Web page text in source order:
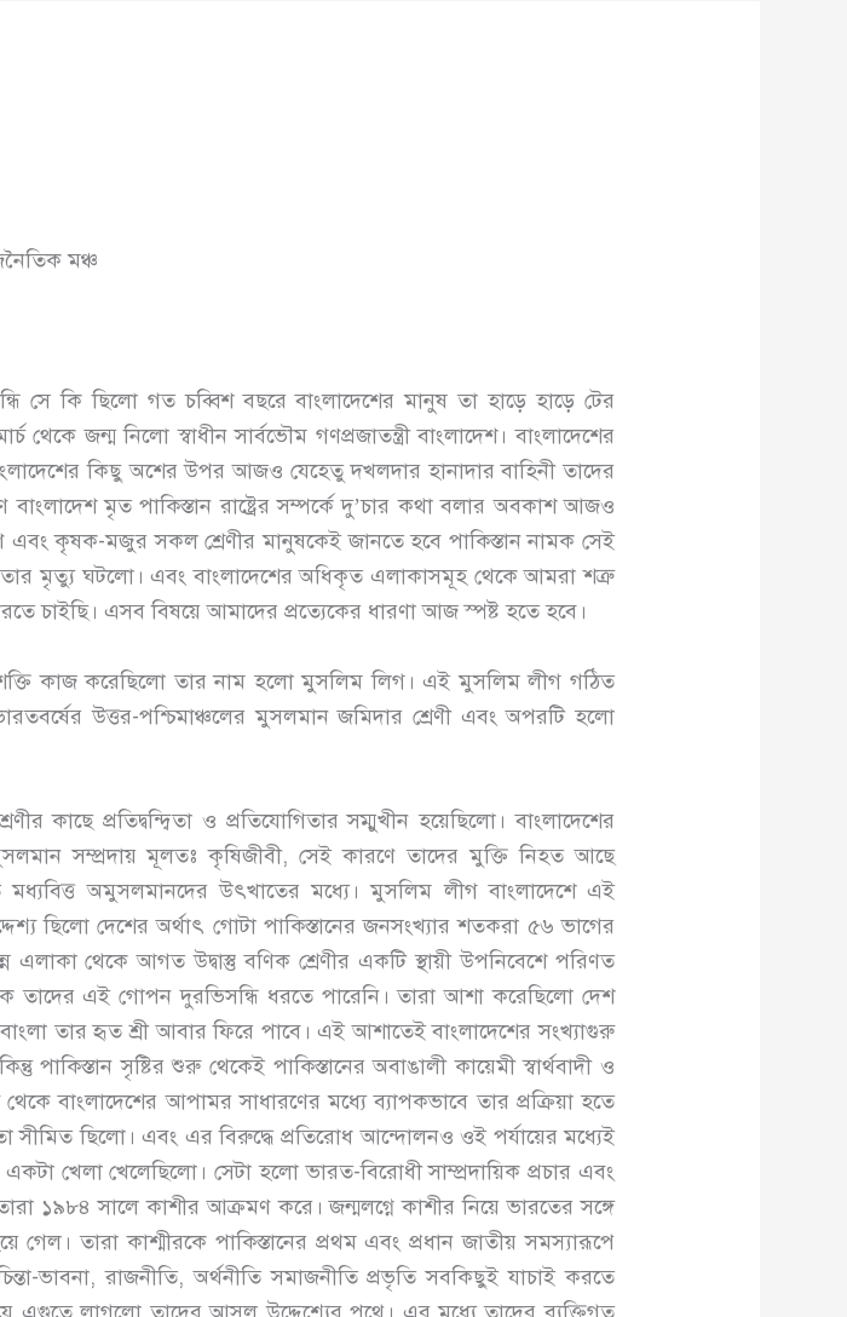
মঞ্চ
সে কি ছিলো গত চব্বিশ বছরে বাংলাদেশের মানুষ তা হাড়ে হাড়ে টের
জন্ম নিলো স্বাধীন সার্বভৌম গণপ্রজাতন্ত্রী বাংলাদেশ। বাংলাদেশের
কিছু অশের উপর আজও যেহেতু দখলদার হানাদার বাহিনী তাদের
বাংলাদেশ মৃত পাকিস্তান রাষ্ট্রের সম্পর্কে দু’চার কথা বলার অবকাশ আজও
এবং কৃষক-মজুর সকল শ্রেণীর মানুষকেই জানতে হবে পাকিস্তান নামক সেই
তার মৃত্যু ঘটলো। এবং বাংলাদেশের অধিকৃত এলাকাসমূহ থেকে আমরা শত্রু
চাইছি। এসব বিষয়ে আমাদের প্রত্যেকের ধারণা আজ স্পষ্ট হতে হবে।
শক্তি কাজ করেছিলো তার নাম হলো মুসলিম লিগ। এই মুসলিম লীগ গঠিত
উত্তর-পশ্চিমাঞ্চলের মুসলমান জমিদার শ্রেণী এবং অপরটি হলো
কাছে প্রতিদ্বন্দ্বিতা ও প্রতিযোগিতার সম্মুখীন হয়েছিলো। বাংলাদেশের
সম্প্রদায় মূলতঃ কৃষিজীবী, সেই কারণে তাদের মুক্তি নিহত আছে
অমুসলমানদের উৎখাতের মধ্যে। মুসলিম লীগ বাংলাদেশে এই
ছিলো দেশের অর্থাৎ গোটা পাকিস্তানের জনসংখ্যার শতকরা ৫৬ ভাগের
এলাকা থেকে আগত উদ্বাস্তু বণিক শ্রেণীর একটি স্থায়ী উপনিবেশে পরিণত
তাদের এই গোপন দুরভিসন্ধি ধরতে পারেনি। তারা আশা করেছিলো দেশ
তার হৃত শ্রী আবার ফিরে পাবে। এই আশাতেই বাংলাদেশের সংখ্যাগুরু
সৃষ্টির শুরু থেকেই পাকিস্তানের অবাঙালী কায়েমী স্বার্থবাদী ও
বাংলাদেশের আপামর সাধারণের মধ্যে ব্যাপকভাবে তার প্রক্রিয়া হতে
সীমিত ছিলো। এবং এর বিরুদ্ধে প্রতিরোধ আন্দোলনও ওই পর্যায়ের মধ্যেই
একটা খেলা খেলেছিলো। সেটা হলো ভারত-বিরোধী সাম্প্রদায়িক প্রচার এবং
১৯৮৪ সালে কাশীর আক্রমণ করে। জন্মলগ্নে কাশীর নিয়ে ভারতের সঙ্গে
গেল। তারা কাশ্মীরকে পাকিস্তানের প্রথম এবং প্রধান জাতীয় সমস্যারূপে
ভাবনা, রাজনীতি, অর্থনীতি সমাজনীতি প্রভৃতি সবকিছুই যাচাই করতে